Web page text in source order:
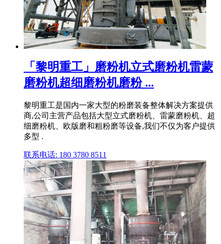
「黎明重工」磨粉机立式磨粉机雷蒙
磨粉机超细磨粉机磨粉 ...
黎明重工是国内一家大型的粉磨装备整体解决方案提供
商,公司主营产品包括大型立式磨粉机、雷蒙磨粉机、超
细磨粉机、欧版磨和粗粉磨等设备,我们不仅为客户提供
多型 .
联系电话: 180 3780 8511